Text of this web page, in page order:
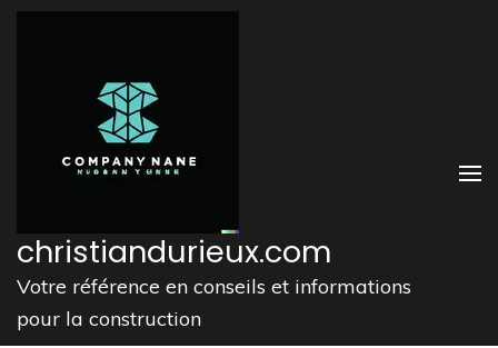
Aller
christiandurieux.com
Votre référence en conseils et informations
pour la construction